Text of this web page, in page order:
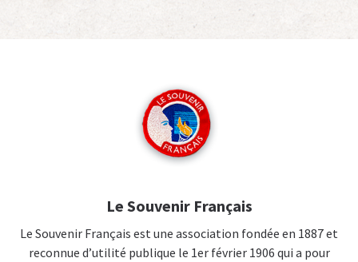
Le Souvenir Français
Le Souvenir Français est une association fondée en 1887 et
reconnue d’utilité publique le 1er février 1906 qui a pour